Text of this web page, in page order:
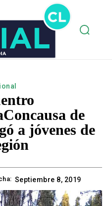
de
a jóvenes de
Septiembre 8, 2019